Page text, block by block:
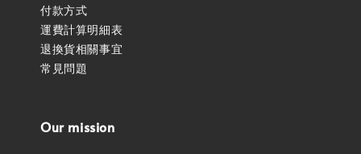
付款方式
運費計算明細表
退換貨相關事宜
常見問題
Our mission